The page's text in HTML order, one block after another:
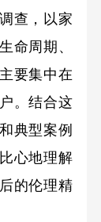
查，以家
命周期、
要集中在
。结合这
典型案例
心地理解
的伦理精